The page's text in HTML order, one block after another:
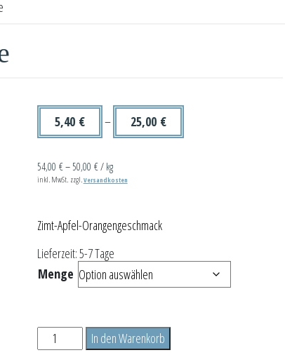
5,40 € – 25,00 €
54,00 €– 50,00 €/ kg
inkl. MwSt. zzgl.Versandkosten
Zimt-Apfel-Orangengeschmack
Lieferzeit:5-7 Tage
Menge
Borkumer
Frostbeule
In den Warenkorb